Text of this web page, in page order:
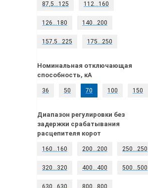
87,5…125 112…160
126…180 140…200
157,5…225 175…250
Номинальная отключающая
способность, кА
36 50 70 100 150
Диапазон регулировки без
задержки срабатывания
расцепителя корот
160...160 200...200 250...250
320...320 400...400 500...500
630...630 800...800